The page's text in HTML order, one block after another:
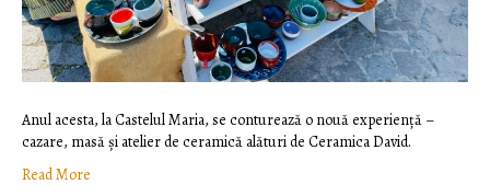
Anul acesta, la Castelul Maria, se conturează o nouă experiență –
cazare, masă și atelier de ceramică alături de Ceramica David.
Read More